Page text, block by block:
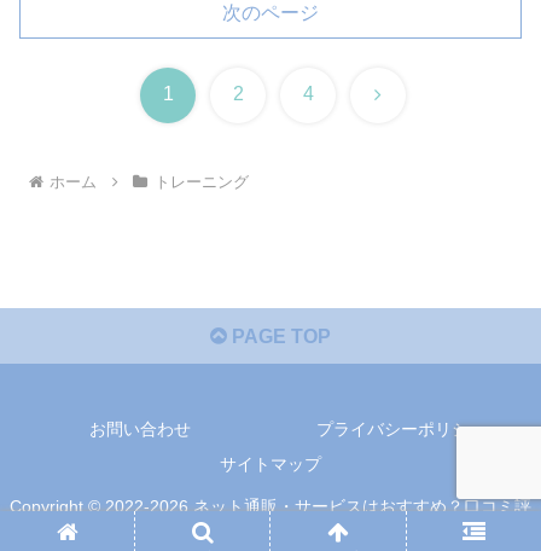
次のページ
1 2 4 次
ホーム トレーニング
PAGE TOP
お問い合わせ
プライバシーポリシー
サイトマップ
Copyright © 2022-2026 ネット通販・サービスはおすすめ？口コミ評
判ジャーナル All Rights Reserved.